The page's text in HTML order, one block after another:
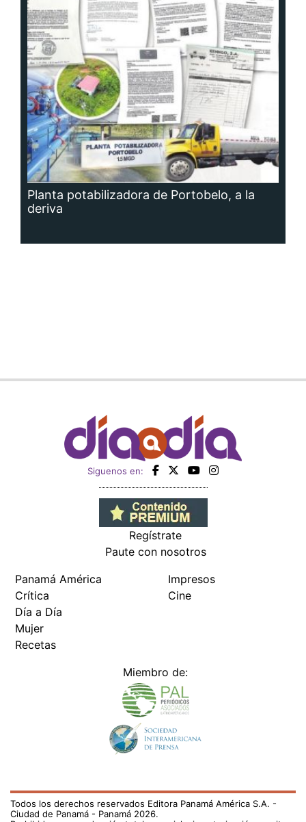
Planta potabilizadora de Portobelo, a la
deriva
Siguenos en:
Regístrate
Paute con nosotros
Panamá América
Crítica
Día a Día
Mujer
Recetas
Impresos
Cine
Miembro de:
Todos los derechos reservados Editora Panamá América S.A. -
Ciudad de Panamá - Panamá 2026.